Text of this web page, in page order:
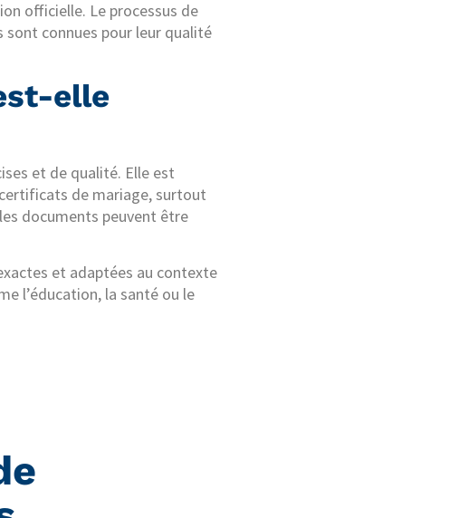
officielle. Le processus de
connues pour leur qualité
elle
et de qualité. Elle est
de mariage, surtout
documents peuvent être
et adaptées au contexte
l’éducation, la santé ou le